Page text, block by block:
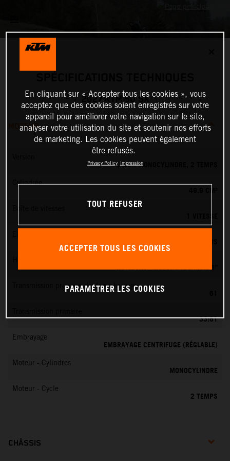
2027 KTM 50 SX
MOTEUR
MOTEUR MONOCYLINDRE, 2 TEMPS
Cylindrée
DELL’ORTO PHBG 19 BS
HUILE ATF “MOTOREX DEXRON 3”
Transmission primaire dents embrayage
33:61
Embrayage
EMBRAYAGE CENTRIFUGE (RÉGLABLE)
Moteur - Cylindres
MONOCYLINDRE
Moteur - Cycle
2 TEMPS
CHÂSSIS
En cliquant sur « Accepter tous les cookies », vous
acceptez que des cookies soient enregistrés sur votre
appareil pour améliorer votre navigation sur le site,
analyser votre utilisation du site et soutenir nos efforts
de marketing. Les cookies peuvent également
être refusés.
Privacy Policy Impression
TOUT REFUSER
ACCEPTER TOUS LES COOKIES
PARAMÉTRER LES COOKIES